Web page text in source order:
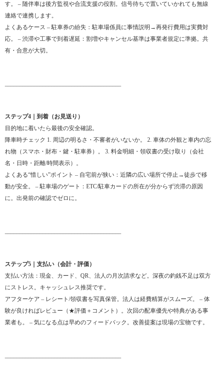
す。 – 随伴車は後方監視や合流支援の役割。信号待ちで置いていかれても無線
連絡で連携します。
よくあるケース – 駐車券の紛失：駐車場係員に事情説明→再発行費用は実費対
応。 – 渋滞や工事で到着遅延：割増やキャンセル基準は事業者規定に準拠。共
有・合意が大切。
ステップ4｜到着（お見送り）
目的地に着いたら最後の安全確認。
降車時チェック 1. 周辺の明るさ・不審者がいないか。 2. 車体の外観と車内の忘
れ物（スマホ・財布・鍵・駐車券）。 3. 料金明細・領収書の受け取り（会社
名・日時・距離/時間表示）。
よくある“惜しい”ポイント – 自宅前が狭い：近隣の広い場所で停止→徒歩で移
動が安全。 – 駐車場のゲート：ETC/駐車カードの所在が分からず渋滞の原因
に。出発前の確認でゼロに。
ステップ5｜支払い（会計・評価）
支払い方法：現金、カード、QR、法人の月次請求など。深夜の釣銭不足は双方
にストレス。キャッシュレス推奨です。
アフターケア – レシート/領収書を写真保管。法人は経費精算がスムーズ。 – 体
験が良ければレビュー（★評価＋コメント）。次回の配車優先や特典がある事
業者も。 – 気になる点は早めのフィードバック。改善提案は現場の宝物です。